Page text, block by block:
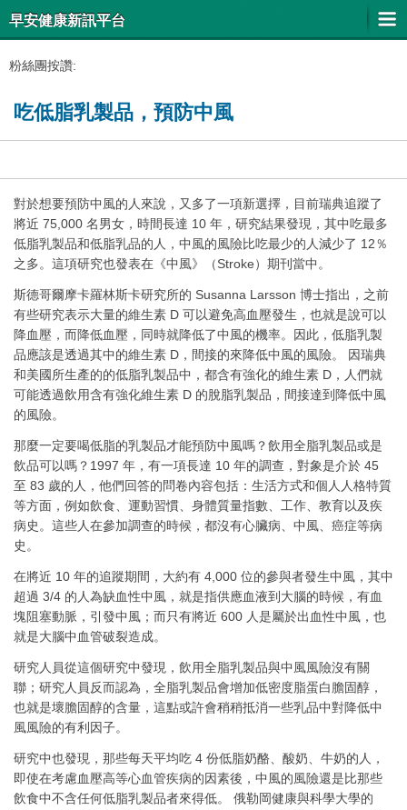
早安健康新訊平台
粉絲團按讚:
吃低脂乳製品，預防中風
對於想要預防中風的人來說，又多了一項新選擇，目前瑞典追蹤了
將近 75,000 名男女，時間長達 10 年，研究結果發現，其中吃最多
低脂乳製品和低脂乳品的人，中風的風險比吃最少的人減少了 12％
之多。這項研究也發表在《中風》（Stroke）期刊當中。
斯德哥爾摩卡羅林斯卡研究所的 Susanna Larsson 博士指出，之前
有些研究表示大量的維生素 D 可以避免高血壓發生，也就是說可以
降血壓，而降低血壓，同時就降低了中風的機率。因此，低脂乳製
品應該是透過其中的維生素 D，間接的來降低中風的風險。 因瑞典
和美國所生產的的低脂乳製品中，都含有強化的維生素 D，人們就
可能透過飲用含有強化維生素 D 的脫脂乳製品，間接達到降低中風
的風險。
那麼一定要喝低脂的乳製品才能預防中風嗎？飲用全脂乳製品或是
飲品可以嗎？1997 年，有一項長達 10 年的調查，對象是介於 45
至 83 歲的人，他們回答的問卷內容包括：生活方式和個人人格特質
等方面，例如飲食、運動習慣、身體質量指數、工作、教育以及疾
病史。這些人在參加調查的時候，都沒有心臟病、中風、癌症等病
史。
在將近 10 年的追蹤期間，大約有 4,000 位的參與者發生中風，其中
超過 3/4 的人為缺血性中風，就是指供應血液到大腦的時候，有血
塊阻塞動脈，引發中風；而只有將近 600 人是屬於出血性中風，也
就是大腦中血管破裂造成。
研究人員從這個研究中發現，飲用全脂乳製品與中風風險沒有關
聯；研究人員反而認為，全脂乳製品會增加低密度脂蛋白膽固醇，
也就是壞膽固醇的含量，這點或許會稍稍抵消一些乳品中對降低中
風風險的有利因子。
研究中也發現，那些每天平均吃 4 份低脂奶酪、酸奶、牛奶的人，
即使在考慮血壓高等心血管疾病的因素後，中風的風險還是比那些
飲食中不含任何低脂乳製品者來得低。 俄勒岡健康與科學大學的